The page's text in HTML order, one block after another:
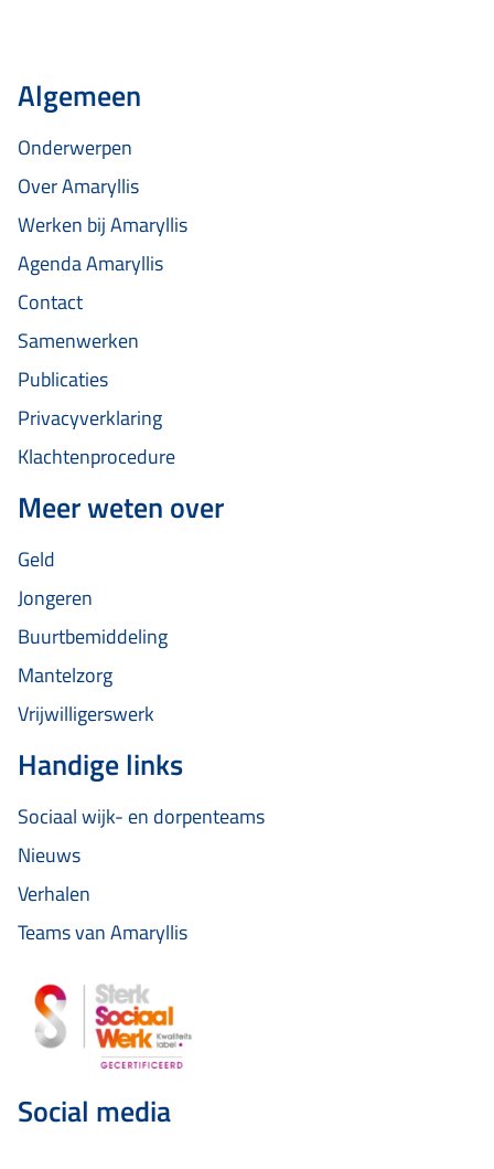
Algemeen
Onderwerpen
Over Amaryllis
Werken bij Amaryllis
Agenda Amaryllis
Contact
Samenwerken
Publicaties
Privacyverklaring
Klachtenprocedure
Meer weten over
Geld
Jongeren
Buurtbemiddeling
Mantelzorg
Vrijwilligerswerk
Handige links
Sociaal wijk- en dorpenteams
Nieuws
Verhalen
Teams van Amaryllis
Social media